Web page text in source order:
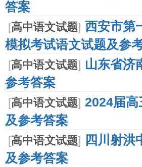
答案
[高中语文试题] 西安市第
模拟考试语文试题及参
[高中语文试题] 山东省济
参考答案
[高中语文试题] 2024届高
及参考答案
[高中语文试题] 四川射洪
及参考答案